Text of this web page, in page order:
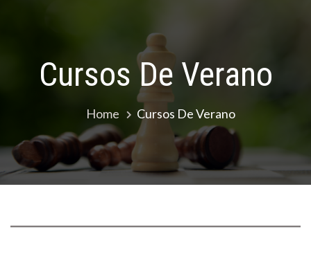
Cursos De Verano
Home Cursos De Verano